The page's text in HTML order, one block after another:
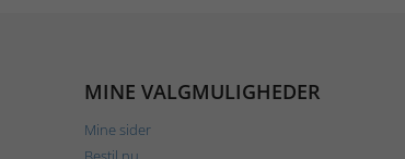
MINE VALGMULIGHEDER
Mine sider